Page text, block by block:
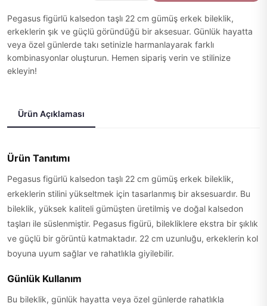
Pegasus figürlü kalsedon taşlı 22 cm gümüş erkek bileklik,
erkeklerin şık ve güçlü göründüğü bir aksesuar. Günlük hayatta
veya özel günlerde takı setinizle harmanlayarak farklı
kombinasyonlar oluşturun. Hemen sipariş verin ve stilinize
ekleyin!
Ürün Açıklaması
Ürün Tanıtımı
Pegasus figürlü kalsedon taşlı 22 cm gümüş erkek bileklik,
erkeklerin stilini yükseltmek için tasarlanmış bir aksesuardır. Bu
bileklik, yüksek kaliteli gümüşten üretilmiş ve doğal kalsedon
taşları ile süslenmiştir. Pegasus figürü, bilekliklere ekstra bir şıklık
ve güçlü bir görüntü katmaktadır. 22 cm uzunluğu, erkeklerin kol
boyuna uyum sağlar ve rahatlıkla giyilebilir.
Günlük Kullanım
Bu bileklik, günlük hayatta veya özel günlerde rahatlıkla